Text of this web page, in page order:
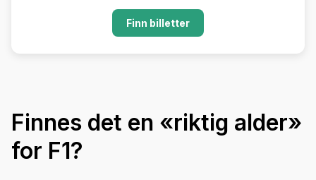
Finn billetter
Finnes det en «riktig alder»
for F1?